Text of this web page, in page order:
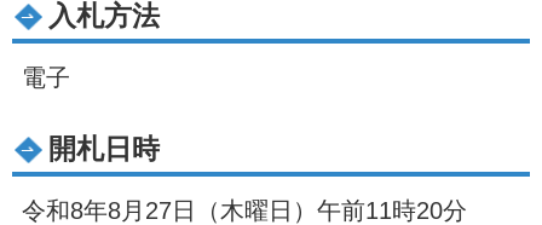
入札方法
電子
開札日時
令和8年8月27日（木曜日）午前11時20分